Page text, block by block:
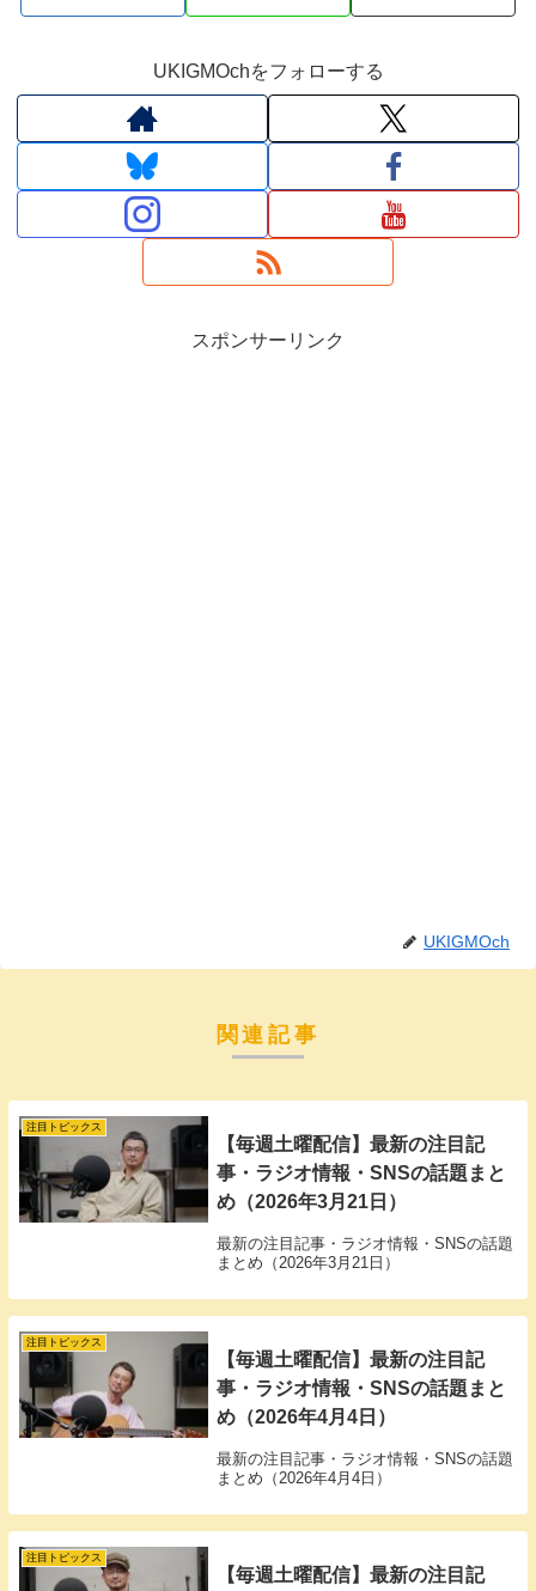
UKIGMOchをフォローする
スポンサーリンク
UKIGMOch
関連記事
注目トピックス
【毎週土曜配信】最新の注目記
事・ラジオ情報・SNSの話題まと
め（2026年3月21日）
最新の注目記事・ラジオ情報・SNSの話題
まとめ（2026年3月21日）
注目トピックス
【毎週土曜配信】最新の注目記
事・ラジオ情報・SNSの話題まと
め（2026年4月4日）
最新の注目記事・ラジオ情報・SNSの話題
まとめ（2026年4月4日）
注目トピックス
【毎週土曜配信】最新の注目記